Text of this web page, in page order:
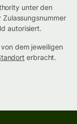
unter den
Zulassungsnummer
autorisiert.
dem jeweiligen
erbracht.